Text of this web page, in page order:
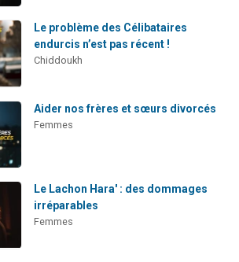
Le problème des Célibataires
endurcis n’est pas récent !
Chiddoukh
Aider nos frères et sœurs divorcés
Femmes
Le Lachon Hara' : des dommages
irréparables
Femmes